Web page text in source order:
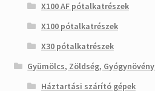
X100 AF pótalkatrészek
X100 pótalkatrészek
X30 pótalkatrészek
Gyümölcs, Zöldség,
Háztartási szárító gépek